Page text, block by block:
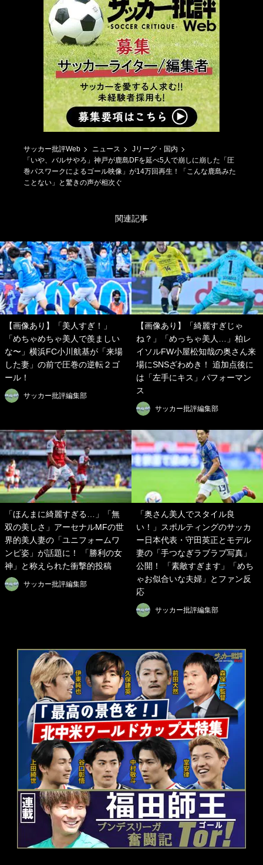
サッカー批評Web ニュース
Jリーグ・国内
「いや、バルサやろ」神戸が鹿島DFを延べ5人で崩しに崩した「圧
巻パスワークによるゴール映像」が14万回再生！「こんな鹿島みた
ことない」と驚きの声が相次ぐ
関連記事
【画像あり】「美人すぎ！」
「めちゃめちゃ美人で羨ましい
な〜」横浜FC小川航基が「来場
した妻」の前で圧巻の逆転２ゴ
ール！
サッカー批評編集部
【画像あり】「綺麗すぎじゃ
ね？」「めっちゃ美人…」柏レ
イソルFW小屋松知哉の奥さん来
場にSNSざわめき！ 追加点後に
は「左手にキス」パフォーマン
ス
サッカー批評編集部
「ほんまに綺麗すぎる…」「無
双の美しさ」アーセナルMFの世
界的美人妻の「ユニフォームワ
ンピ姿」が話題に！ 「勝利の女
神」と称えられた衝撃的投稿
サッカー批評編集部
「奥さん美人でスタイル良
い！」スポルティングのサッカ
ー日本代表・守田英正とモデル
妻の「手つなぎラブラブ写真」
公開！ 「素敵すぎます」「めち
ゃお似合いな夫婦」とファン反
応
サッカー批評編集部